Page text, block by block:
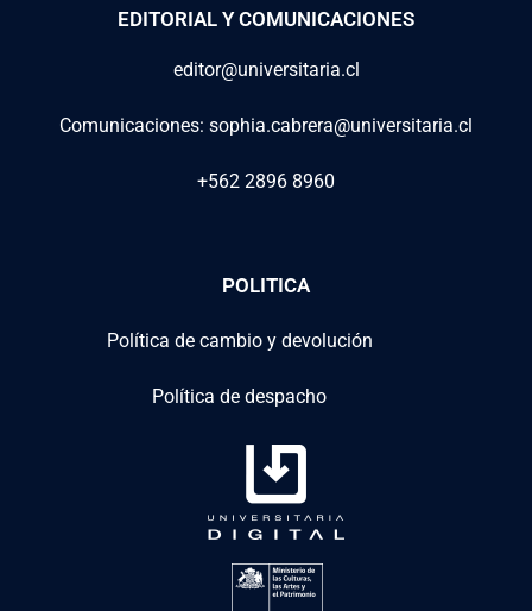
EDITORIAL Y COMUNICACIONES
editor@universitaria.cl
Comunicaciones: sophia.cabrera@universitaria.cl
+562 2896 8960
POLITICA
Política de cambio y devolución
Política de despacho